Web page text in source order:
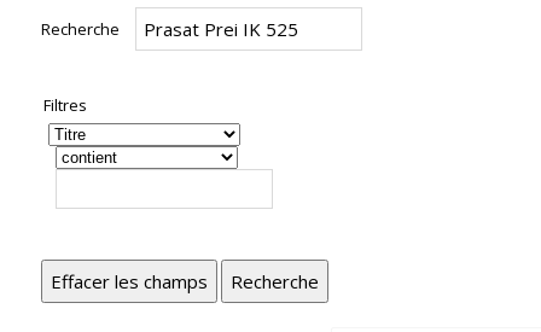
Recherche
Filtres
Effacer les champs Recherche